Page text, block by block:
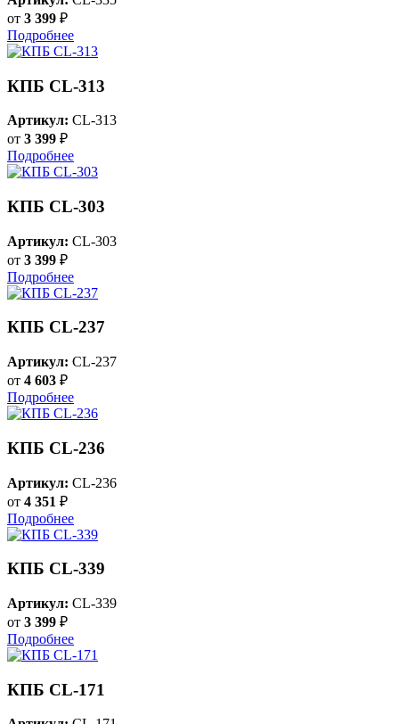
от 3 399 ₽
Подробнее
КПБ CL-313
Артикул: CL-313
от 3 399 ₽
Подробнее
КПБ CL-303
Артикул: CL-303
от 3 399 ₽
Подробнее
КПБ CL-237
Артикул: CL-237
от 4 603 ₽
Подробнее
КПБ CL-236
Артикул: CL-236
от 4 351 ₽
Подробнее
КПБ CL-339
Артикул: CL-339
от 3 399 ₽
Подробнее
КПБ CL-171